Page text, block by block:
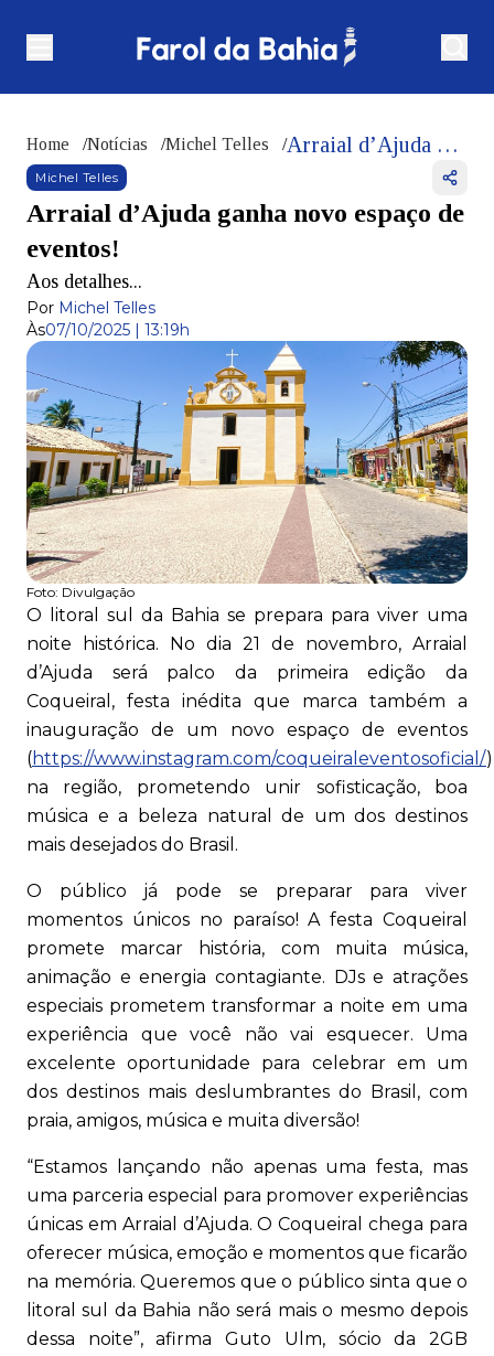
Home /Notícias /Michel Telles / Arraial d’Ajuda ganha novo espaço de eventos!
Michel Telles
Arraial d’Ajuda ganha novo espaço de
eventos!
Aos detalhes...
Por Michel Telles
Às07/10/2025 | 13:19h
Foto: Divulgação
O litoral sul da Bahia se prepara para viver uma
noite histórica. No dia 21 de novembro, Arraial
d’Ajuda será palco da primeira edição da
Coqueiral, festa inédita que marca também a
inauguração de um novo espaço de eventos
(https://www.instagram.com/coqueiraleventosoficial/)
na região, prometendo unir sofisticação, boa
música e a beleza natural de um dos destinos
mais desejados do Brasil.
O público já pode se preparar para viver
momentos únicos no paraíso! A festa Coqueiral
promete marcar história, com muita música,
animação e energia contagiante. DJs e atrações
especiais prometem transformar a noite em uma
experiência que você não vai esquecer. Uma
excelente oportunidade para celebrar em um
dos destinos mais deslumbrantes do Brasil, com
praia, amigos, música e muita diversão!
“Estamos lançando não apenas uma festa, mas
uma parceria especial para promover experiências
únicas em Arraial d’Ajuda. O Coqueiral chega para
oferecer música, emoção e momentos que ficarão
na memória. Queremos que o público sinta que o
litoral sul da Bahia não será mais o mesmo depois
dessa noite”, afirma Guto Ulm, sócio da 2GB